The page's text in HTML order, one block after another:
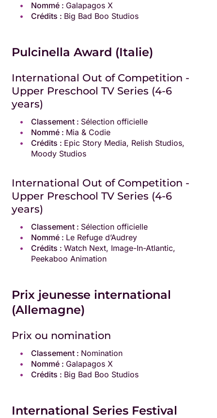
Nommé : Galapagos X
Crédits : Big Bad Boo Studios
Pulcinella Award (Italie)
International Out of Competition -
Upper Preschool TV Series (4-6
years)
Classement : Sélection officielle
Nommé : Mia & Codie
Crédits : Epic Story Media, Relish Studios,
Moody Studios
International Out of Competition -
Upper Preschool TV Series (4-6
years)
Classement : Sélection officielle
Nommé : Le Refuge d’Audrey
Crédits : Watch Next, Image-In-Atlantic,
Peekaboo Animation
Prix jeunesse international
(Allemagne)
Prix ou nomination
Classement : Nomination
Nommé : Galapagos X
Crédits : Big Bad Boo Studios
International Series Festival